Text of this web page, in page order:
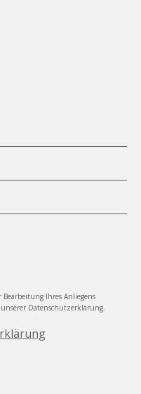
Ihres Anliegens
Datenschutzerklärung.